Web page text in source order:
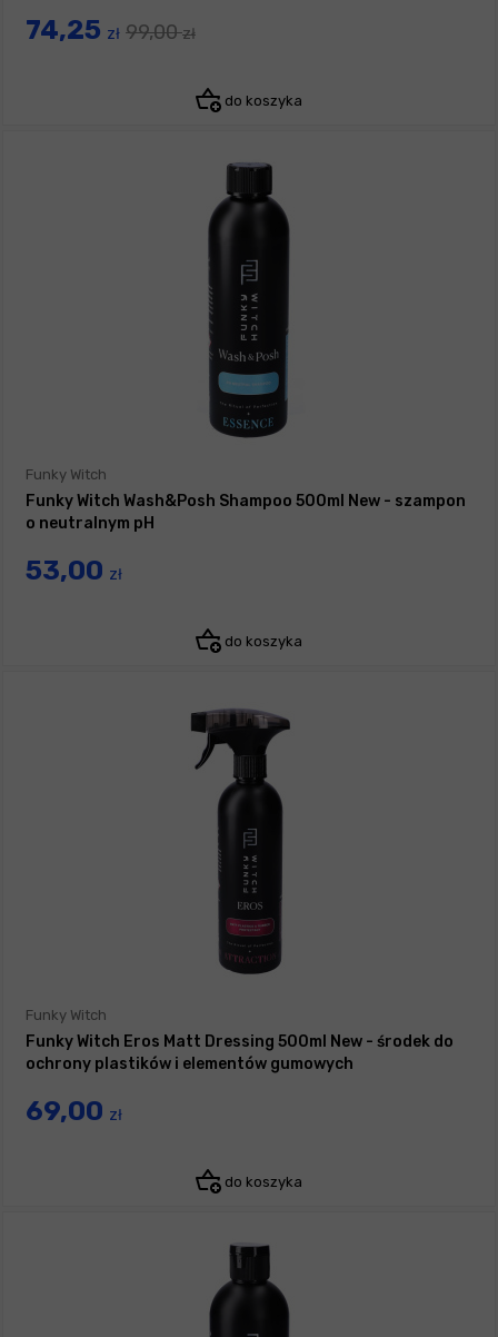
74,25 zł 99,00zł
do koszyka
Funky Witch
Funky Witch Wash&Posh Shampoo 500ml New - szampon
o neutralnym pH
53,00 zł
do koszyka
Funky Witch
Funky Witch Eros Matt Dressing 500ml New - środek do
ochrony plastików i elementów gumowych
69,00 zł
do koszyka